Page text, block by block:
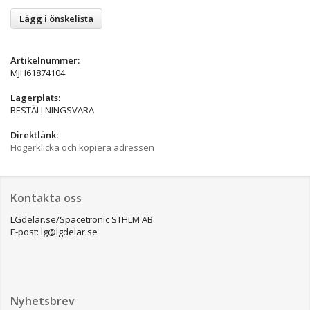
Lägg i önskelista
Artikelnummer:
MJH61874104
Lagerplats:
BESTÄLLNINGSVARA
Direktlänk:
Högerklicka och kopiera adressen
Kontakta oss
LGdelar.se/Spacetronic STHLM AB
E-post: lg@lgdelar.se
Nyhetsbrev